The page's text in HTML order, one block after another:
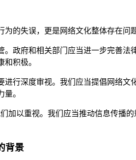
为的失误，更是网络文化整体存在
。政府和相关部门应当进一步完善
积极。
进行深度审视。我们应当提倡网络
。
加以重视。我们应当推动信息传播
背景